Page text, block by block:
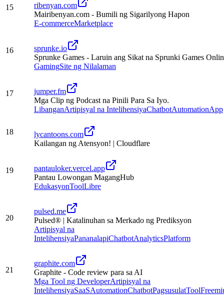
15
ribenyan.com
Mairibenyan.com - Bumili ng Sigarilyong Hapon
E-commerceMarketplace
16
sprunke.io
Sprunke Games - Laruin ang Sikat na Sprunki Games
GamingSite ng Nilalaman
17
jumper.fm
Mga Clip ng Podcast na Pinili Para Sa Iyo.
LibanganArtipisyal na IntelihensiyaChatbotAutomationApp
18
lycantoons.com
Kailangan ng Atensyon! | Cloudflare
19
pantauloker.vercel.app
Pantau Lowongan MagangHub
EdukasyonToolLibre
20
pulsed.me
Pulsed® | Katalinuhan sa Merkado ng Prediksyon
Artipisyal na
IntelihensiyaPananalapiChatbotAnalyticsPlatform
21
graphite.com
Graphite - Code review para sa AI
Mga Tool ng DeveloperArtipisyal na
IntelihensiyaSaaSAutomationChatbotPagsusulatTool